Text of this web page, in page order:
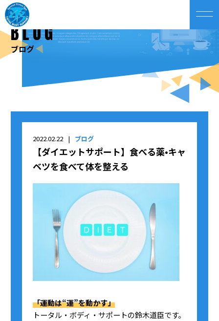
BLOG
ブログ
2022.02.22 ブログ
【ダイエットサポート】食べる薬•キャ
ベツを食べて体を整える
「運動は“運”を動かす」
トータル・ボディ・サポートの鈴木道臣です。